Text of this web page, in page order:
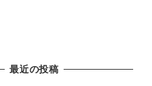
最近の投稿